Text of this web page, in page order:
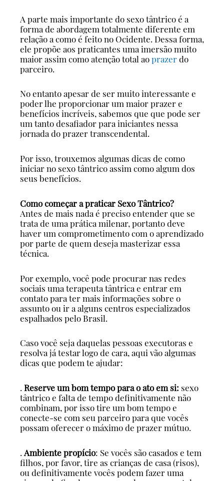
A parte mais importante do sexo tântrico é a
forma de abordagem totalmente diferente em
relação a como é feito no Ocidente. Dessa forma,
ele propõe aos praticantes uma imersão muito
maior assim como atenção total aoprazerdo
parceiro.
No entanto apesar de ser muito interessante e
poder lhe proporcionar um maior prazer e
benefícios incríveis, sabemos que que pode ser
um tanto desafiador para iniciantes nessa
jornada do prazer transcendental.
Por isso, trouxemos algumas dicas de como
iniciar no sexo tântrico assim como algum dos
seus benefícios.
Como começar a praticar Sexo Tântrico?
Antes de mais nada é preciso entender que se
trata de uma prática milenar, portanto deve
haver um comprometimento com o aprendizado
por parte de quem deseja masterizar essa
técnica.
Por exemplo, você pode procurar nas redes
sociais uma terapeuta tântrica e entrar em
contato para ter mais informações sobre o
assunto ou ir a alguns centros especializados
espalhados pelo Brasil.
Caso você seja daquelas pessoas executoras e
resolva já testar logo de cara, aqui vão algumas
dicas que podem te ajudar:
.Reserve um bom tempo para o ato em si: sexo
tântrico e falta de tempo definitivamente não
combinam, por isso tire um bom tempo e
conecte-se com seu parceiro para que vocês
possam oferecer o máximo de prazer mútuo.
.Ambiente propício: Se vocês são casados e tem
filhos, por favor, tire as crianças de casa (risos),
ou definitivamente vocês podem fazer uma